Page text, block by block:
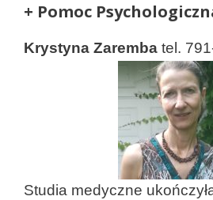
+ Pomoc
Krystyna Zaremba tel.
Studia medyczne